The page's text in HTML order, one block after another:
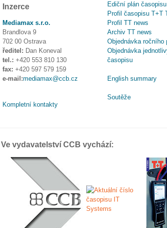
Inzerce
Mediamax s.r.o.
Brandlova 9
702 00 Ostrava
ředitel: Dan Koneval
tel.: +420 553 810 130
fax: +420 597 579 159
e-mail:mediamax@ccb.cz
Kompletní kontakty
Ediční plán časopisu
Profil časopisu T+T
Profil TT news
Archiv TT news
Objednávka ročního
Objednávka
časopisu
English summary
Soutěže
Ve vydavatelství CCB vychází: